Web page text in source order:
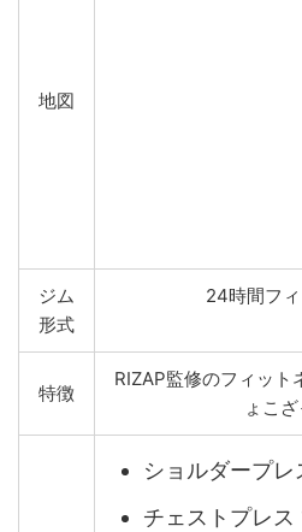
地図
ジム
形式
24時間フ
特徴
RIZAP監修のフィッ
ょこざ
ショルダープレ
チェストプレス